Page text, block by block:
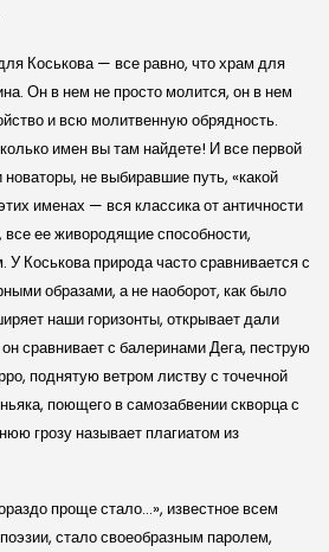
Коськова — все равно, что храм для
Он в нем не просто молится, он в нем
и всю молитвенную обрядность.
имен вы там найдете! И все первой
не выбиравшие путь, «какой
именах — вся классика от античности
ее живородящие способности,
Коськова природа часто сравнивается с
образами, а не наоборот, как было
наши горизонты, открывает дали
сравнивает с балеринами Дега, пеструю
поднятую ветром листву с точечной
поющего в самозабвении скворца с
грозу называет плагиатом из
проще стало…», известное всем
стало своеобразным паролем,